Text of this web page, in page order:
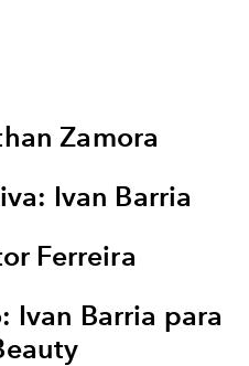
Zamora
Ivan Barria
Ferreira
Ivan Barria para